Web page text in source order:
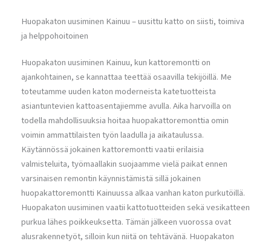
Huopakaton uusiminen Kainuu – uusittu katto on siisti, toimiva
ja helppohoitoinen
Huopakaton uusiminen Kainuu, kun kattoremontti on
ajankohtainen, se kannattaa teettää osaavilla tekijöillä. Me
toteutamme uuden katon moderneista katetuotteista
asiantuntevien kattoasentajiemme avulla. Aika harvoilla on
todella mahdollisuuksia hoitaa huopakattoremonttia omin
voimin ammattilaisten työn laadulla ja aikataulussa.
Käytännössä jokainen kattoremontti vaatii erilaisia
valmisteluita, työmaallakin suojaamme vielä paikat ennen
varsinaisen remontin käynnistämistä sillä jokainen
huopakattoremontti Kainuussa alkaa vanhan katon purkutöillä.
Huopakaton uusiminen vaatii kattotuotteiden sekä vesikatteen
purkua lähes poikkeuksetta. Tämän jälkeen vuorossa ovat
alusrakennetyöt, silloin kun niitä on tehtävänä. Huopakaton